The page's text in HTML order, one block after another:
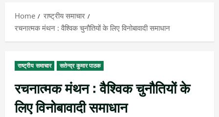
Home
राष्ट्रीय समाचार
रचनात्मक मंथन : वैश्विक चुनौतियों के लिए विनोबावादी समाधान
राष्ट्रीय समाचार सतेन्द्र कुमार पाठक
रचनात्मक मंथन : वैश्विक चुनौतियों के
लिए विनोबावादी समाधान